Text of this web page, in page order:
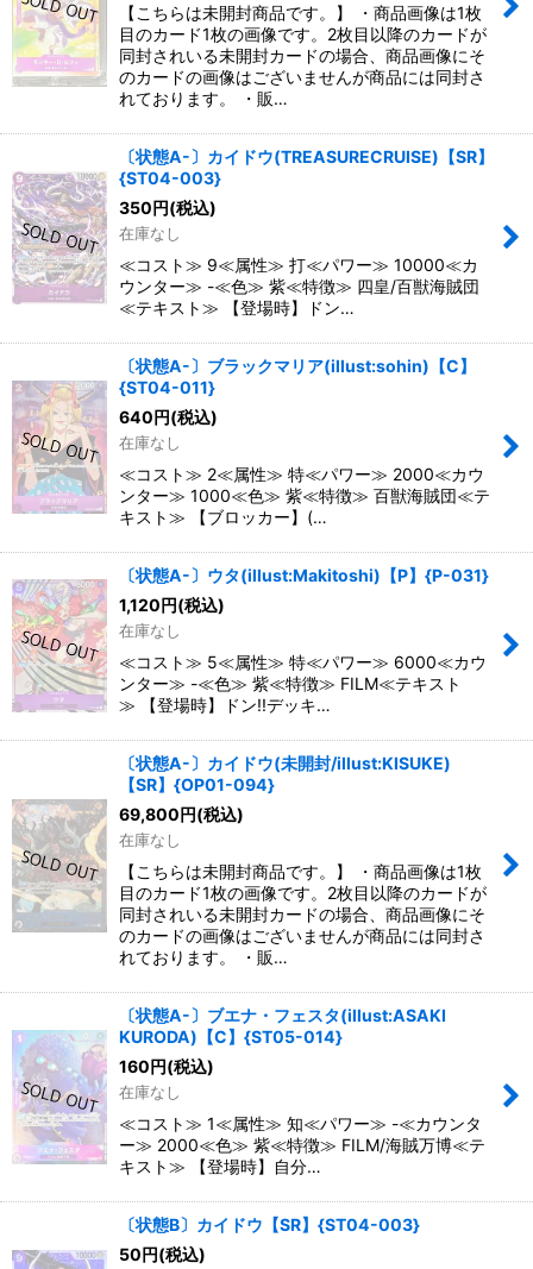
【こちらは未開封商品です。】 ・商品画像は1枚
目のカード1枚の画像です。2枚目以降のカードが
同封されいる未開封カードの場合、商品画像にそ
のカードの画像はございませんが商品には同封さ
れております。 ・販…
〔状態A-〕カイドウ(TREASURECRUISE)【SR】
{ST04-003}
350円(税込)
在庫なし
≪コスト≫ 9≪属性≫ 打≪パワー≫ 10000≪カ
ウンター≫ -≪色≫ 紫≪特徴≫ 四皇/百獣海賊団
≪テキスト≫ 【登場時】ドン…
〔状態A-〕ブラックマリア(illust:sohin)【C】
{ST04-011}
640円(税込)
在庫なし
≪コスト≫ 2≪属性≫ 特≪パワー≫ 2000≪カウ
ンター≫ 1000≪色≫ 紫≪特徴≫ 百獣海賊団≪テ
キスト≫ 【ブロッカー】(…
〔状態A-〕ウタ(illust:Makitoshi)【P】{P-031}
1,120円(税込)
在庫なし
≪コスト≫ 5≪属性≫ 特≪パワー≫ 6000≪カウ
ンター≫ -≪色≫ 紫≪特徴≫ FILM≪テキスト
≫ 【登場時】ドン!!デッキ…
〔状態A-〕カイドウ(未開封/illust:KISUKE)
【SR】{OP01-094}
69,800円(税込)
在庫なし
【こちらは未開封商品です。】 ・商品画像は1枚
目のカード1枚の画像です。2枚目以降のカードが
同封されいる未開封カードの場合、商品画像にそ
のカードの画像はございませんが商品には同封さ
れております。 ・販…
〔状態A-〕ブエナ・フェスタ(illust:ASAKI
KURODA)【C】{ST05-014}
160円(税込)
在庫なし
≪コスト≫ 1≪属性≫ 知≪パワー≫ -≪カウンタ
ー≫ 2000≪色≫ 紫≪特徴≫ FILM/海賊万博≪テ
キスト≫ 【登場時】自分…
〔状態B〕カイドウ【SR】{ST04-003}
50円(税込)